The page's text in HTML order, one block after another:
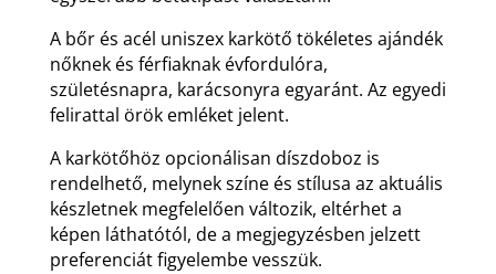
A bőr és acél uniszex karkötő tökéletes ajándék
nőknek és férfiaknak évfordulóra,
születésnapra, karácsonyra egyaránt. Az egyedi
felirattal örök emléket jelent.
A karkötőhöz opcionálisan díszdoboz is
rendelhető, melynek színe és stílusa az aktuális
készletnek megfelelően változik, eltérhet a
képen láthatótól, de a megjegyzésben jelzett
preferenciát figyelembe vesszük.